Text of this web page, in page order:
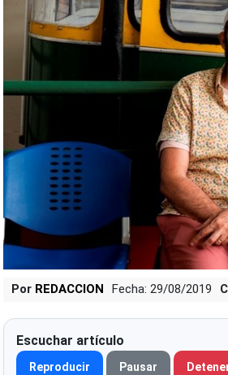
Por REDACCION Fecha: 29/08/2019
Escuchar artículo
Reproducir Pausar